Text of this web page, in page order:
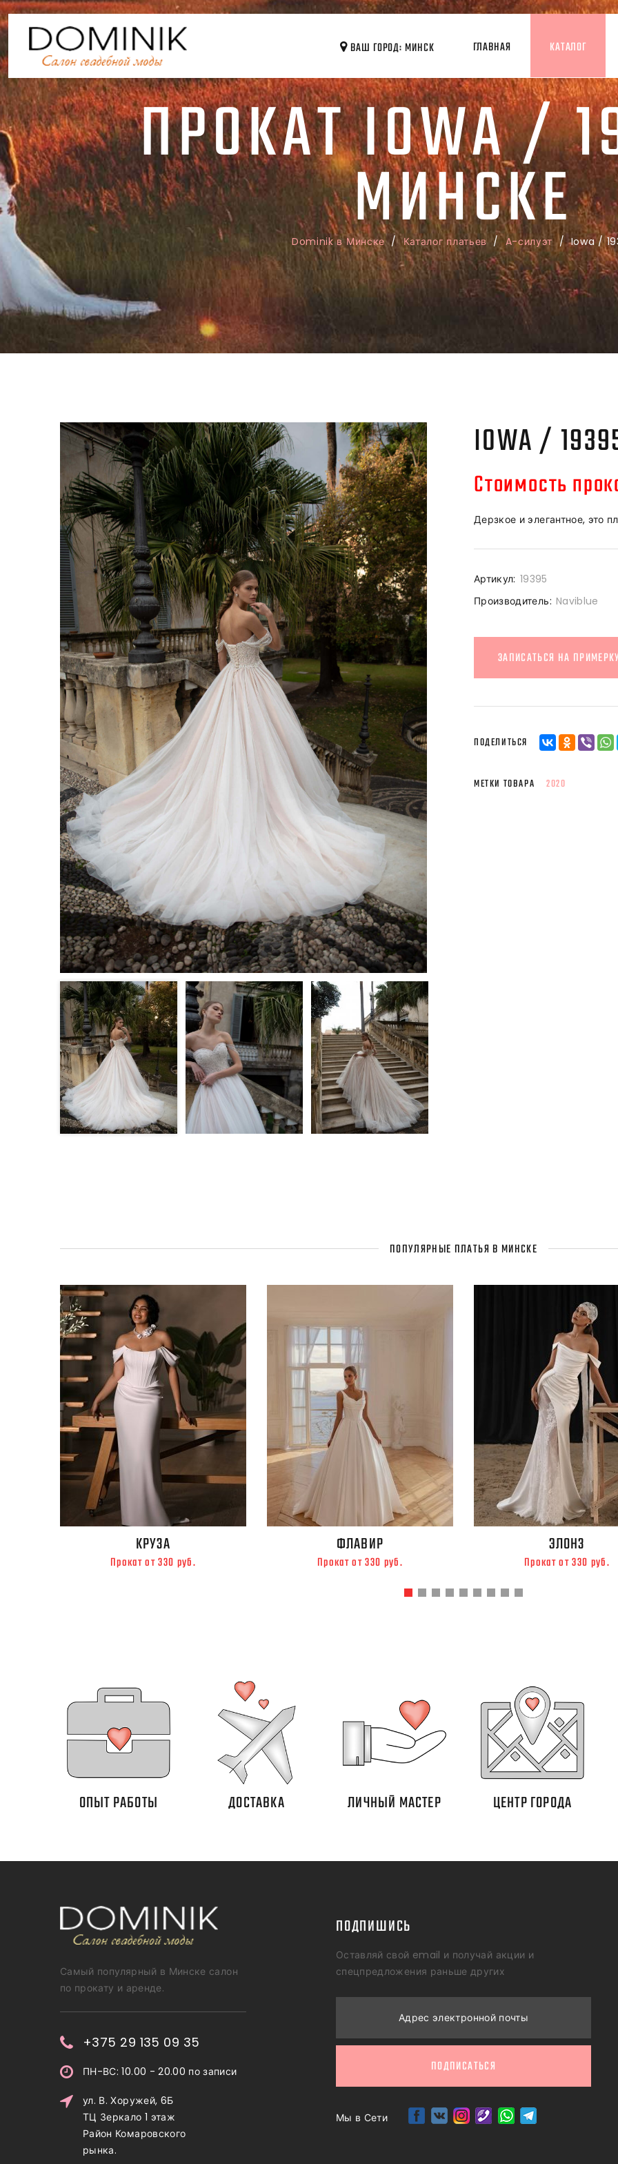
ВАШ ГОРОД: МИНСК ГЛАВНАЯ КАТАЛОГ
ПРОКАТ IOWA /
МИНСКЕ
Dominik в Минске/Каталог платьев/A-силуэт/ Iowa /
IOWA /
Стоимость
Дерзкое и элегантное, это
Артикул: 19395
Производитель: Naviblue
ЗАПИСАТЬСЯ НА
ПОДЕЛИТЬСЯ
МЕТКИ ТОВАРА 2020
ПОПУЛЯРНЫЕ ПЛАТЬЯ В МИНСКЕ
КРУЗА
Прокат от 330 руб.
ФЛАВИР
Прокат от 330 руб.
ЭЛОНЗ
Прокат от 330 руб.
ОПЫТ РАБОТЫ ДОСТАВКА ЛИЧНЫЙ МАСТЕР ЦЕНТР ГОРОДА
Самый популярный в Минске салон
по прокату и аренде.
+375 29 135 09 35
ПН-ВС: 10.00 - 20.00 по записи
ул. В. Хоружей, 6Б
ТЦ Зеркало 1 этаж
Район Комаровского
рынка.
ПОДПИШИСЬ
Оставляй свой email и получай акции и
спецпредложения раньше других
Адрес электронной почты
ПОДПИСАТЬСЯ
Мы в Сети